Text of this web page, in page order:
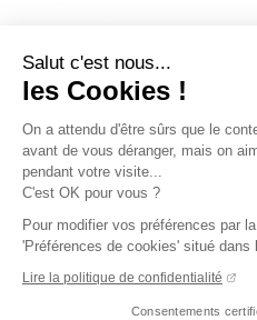
Salut c'est nous...
les Cookies !
On a attendu d'être sûrs que le
avant de vous déranger, mais on
pendant votre visite...
C'est OK pour vous ?
Pour modifier vos préférences par
'Préférences de cookies' situé dans
Lire la politique de confidentialité
Consentements